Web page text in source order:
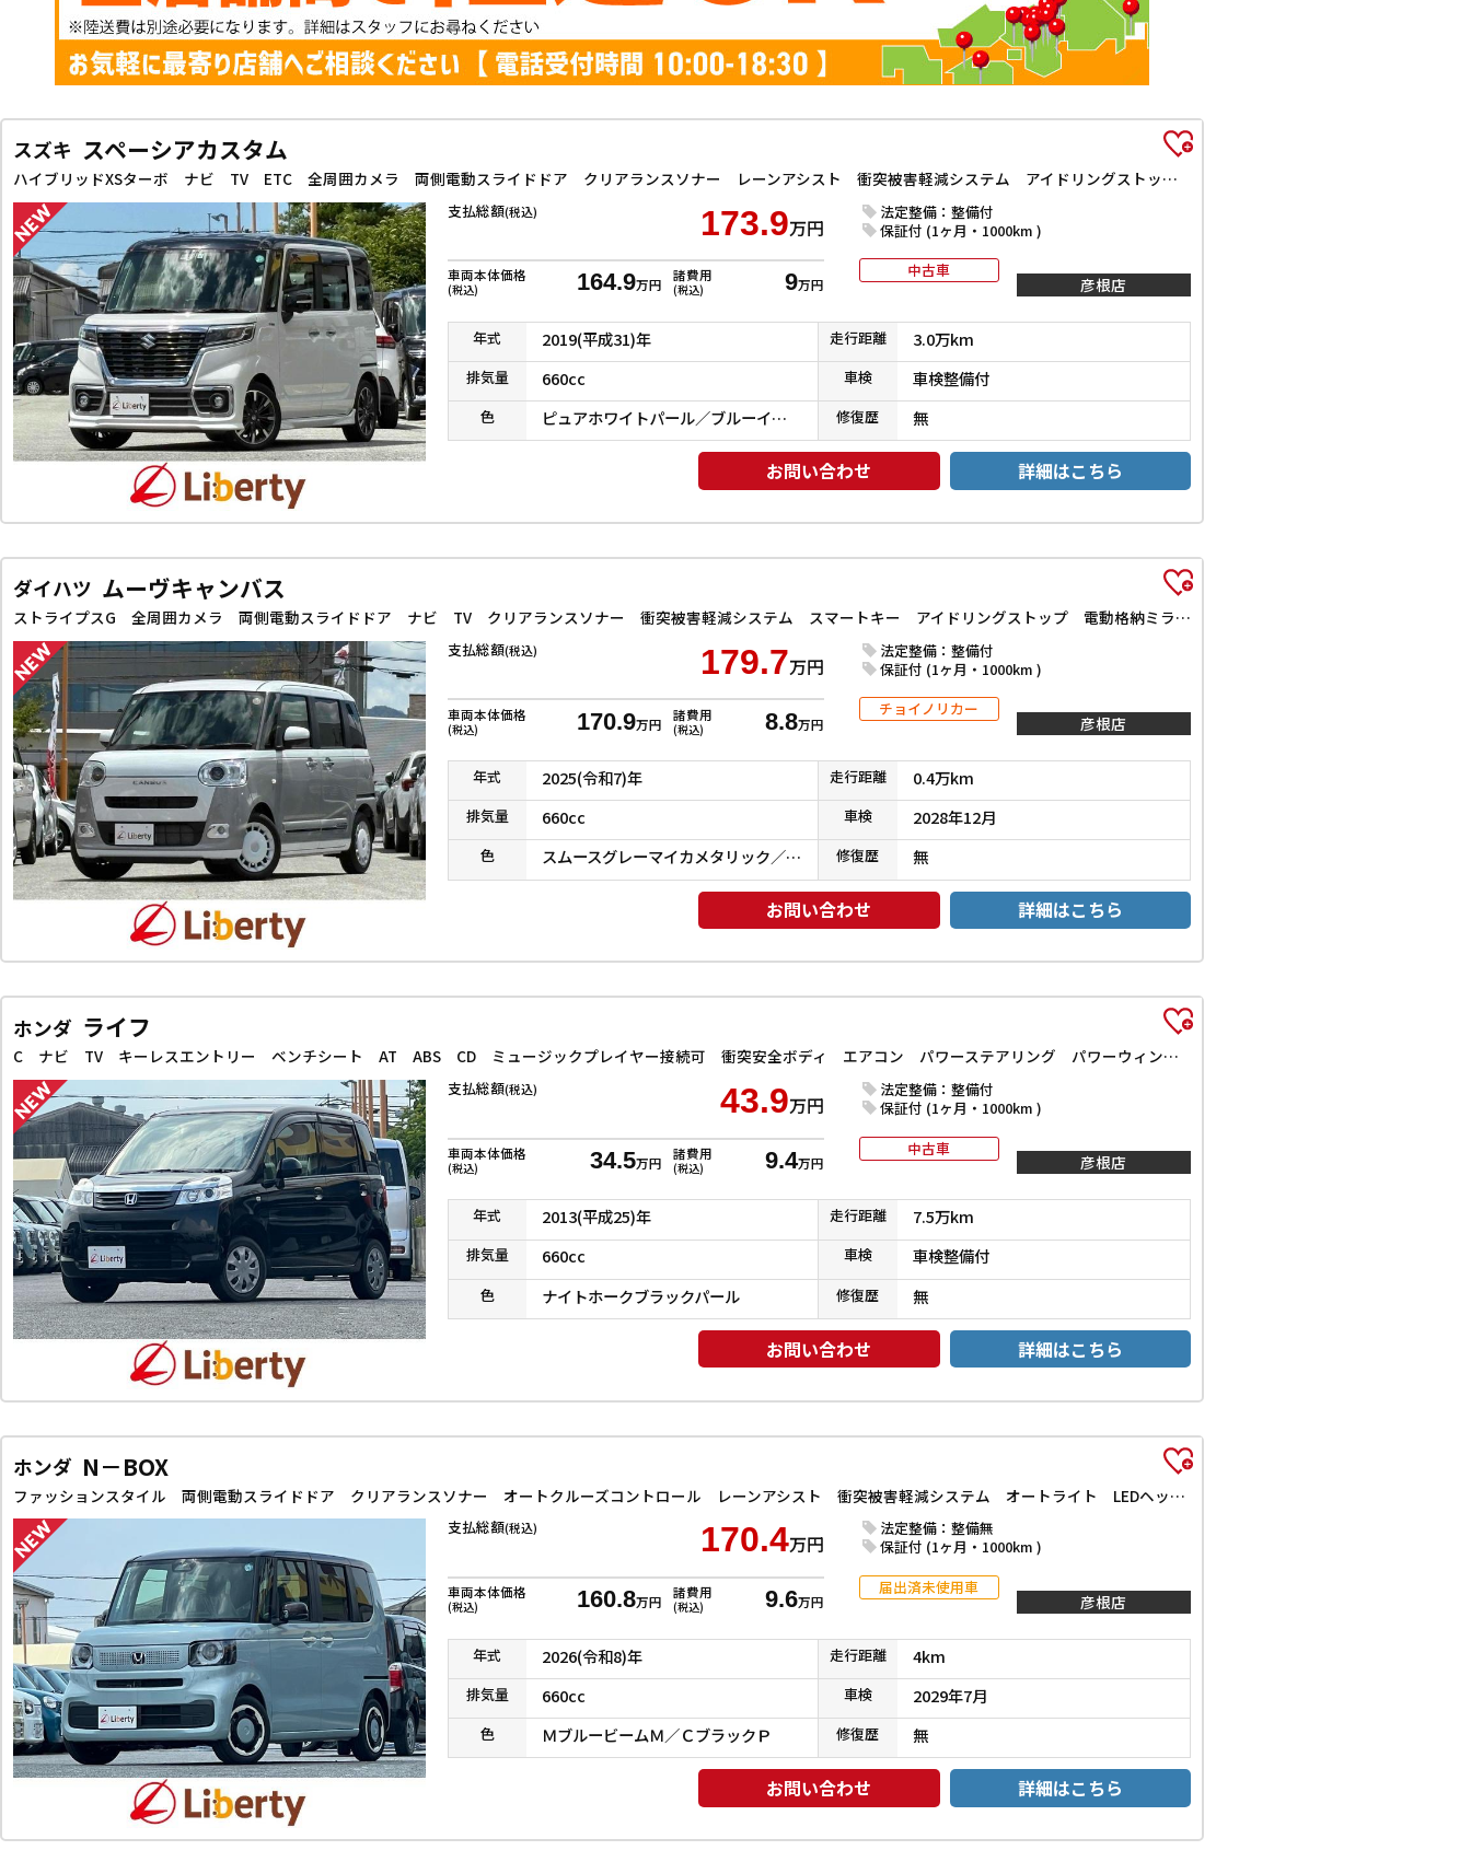
スズキ スペーシアカスタム
ハイブリッドXSターボ ナビ TV ETC 全周囲カメラ 両側電動スライドドア クリアランスソナー レーンアシスト 衝突被害軽減システム アイドリングストップ 電動格納ミラー シートヒーター CVT ESC CD USB
支払総額(税込) 173.9万円
車両本体価格
(税込) 164.9万円
諸費用
(税込) 9万円
法定整備：整備付
保証付 (1ヶ月・1000km )
中古車
彦根店
年式 2019(平成31)年 走行距離 3.0万km
排気量 660cc 車検 車検整備付
色 ピュアホワイトパール／ブルーイッシュブラックパール３ 修復歴 無
お問い合わせ 詳細はこちら
ダイハツ ムーヴキャンバス
ストライプスG 全周囲カメラ 両側電動スライドドア ナビ TV クリアランスソナー 衝突被害軽減システム スマートキー アイドリングストップ 電動格納ミラー シートヒーター ベンチシート CVT ESC
支払総額(税込) 179.7万円
車両本体価格
(税込) 170.9万円
諸費用
(税込) 8.8万円
法定整備：整備付
保証付 (1ヶ月・1000km )
チョイノリカー
彦根店
年式 2025(令和7)年 走行距離 0.4万km
排気量 660cc 車検 2028年12月
色 スムースグレーマイカメタリック／シャイニングホワイトパール 修復歴 無
お問い合わせ 詳細はこちら
ホンダ ライフ
C ナビ TV キーレスエントリー ベンチシート AT ABS CD ミュージックプレイヤー接続可 衝突安全ボディ エアコン パワーステアリング パワーウィンドウ
支払総額(税込) 43.9万円
車両本体価格
(税込) 34.5万円
諸費用
(税込) 9.4万円
法定整備：整備付
保証付 (1ヶ月・1000km )
中古車
彦根店
年式 2013(平成25)年 走行距離 7.5万km
排気量 660cc 車検 車検整備付
色 ナイトホークブラックパール 修復歴 無
お問い合わせ 詳細はこちら
ホンダ N－BOX
ファッションスタイル 両側電動スライドドア クリアランスソナー オートクルーズコントロール レーンアシスト 衝突被害軽減システム オートライト LEDヘッドランプ スマートキー アイドリングストップ
支払総額(税込) 170.4万円
車両本体価格
(税込) 160.8万円
諸費用
(税込) 9.6万円
法定整備：整備無
保証付 (1ヶ月・1000km )
届出済未使用車
彦根店
年式 2026(令和8)年 走行距離 4km
排気量 660cc 車検 2029年7月
色 ＭブルービームＭ／ＣブラックＰ 修復歴 無
お問い合わせ 詳細はこちら